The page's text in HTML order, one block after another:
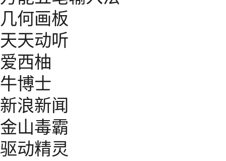
几何画板
天天动听
爱西柚
牛博士
新浪新闻
金山毒霸
驱动精灵